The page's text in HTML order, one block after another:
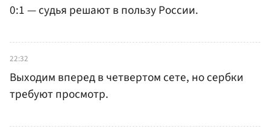
0:1 — судья решают в пользу России.
22:32
Выходим вперед в четвертом сете, но сербки
требуют просмотр.